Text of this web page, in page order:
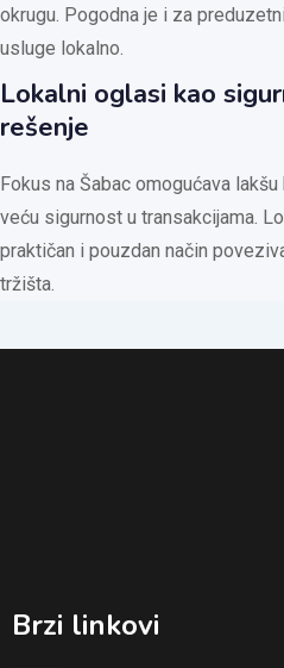
okrugu. Pogodna je i za
usluge lokalno.
Lokalni oglasi kao
rešenje
Fokus na Šabac omogućava
veću sigurnost u transakcijama.
praktičan i pouzdan način
tržišta.
Brzi linkovi